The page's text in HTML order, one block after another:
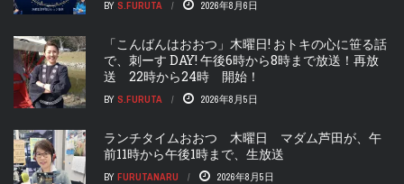
BY S.FURUTA 2026年8月6日
「こんばんはおおつ」木曜日! おトキの心に笹る話
で、刺ーす DAY! 午後6時から8時まで放送！再放
送 22時から24時 開始！
BY S.FURUTA 2026年8月5日
ランチタイムおおつ 木曜日 マダム芦田が、午
前11時から午後1時まで、生放送
BY FURUTANARU 2026年8月5日